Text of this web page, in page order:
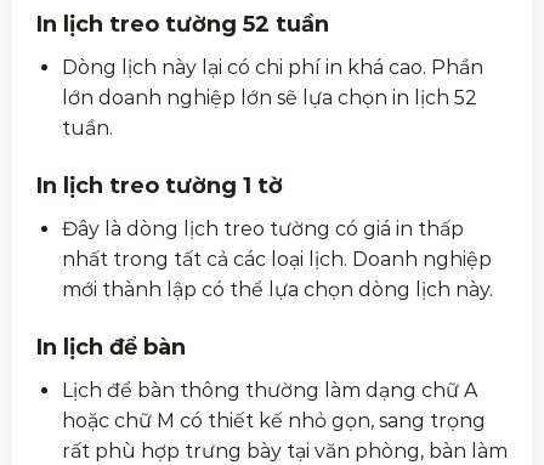
In lịch treo tường 52 tuần
Dòng lịch này lại có chi phí in khá cao. Phần
lớn doanh nghiệp lớn sẽ lựa chọn in lịch 52
tuần.
In lịch treo tường 1 tờ
Đây là dòng lịch treo tường có giá in thấp
nhất trong tất cả các loại lịch. Doanh nghiệp
mới thành lập có thể lựa chọn dòng lịch này.
In lịch để bàn
Lịch để bàn thông thường làm dạng chữ A
hoặc chữ M có thiết kế nhỏ gọn, sang trọng
rất phù hợp trưng bày tại văn phòng, bàn làm